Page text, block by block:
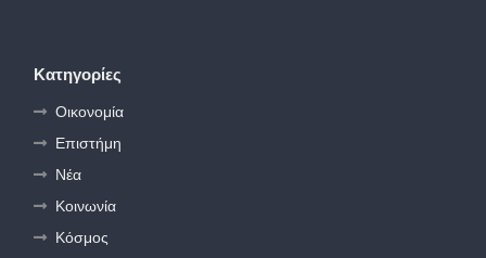
Κατηγορίες
Οικονομία
Επιστήμη
Νέα
Κοινωνία
Κόσμος